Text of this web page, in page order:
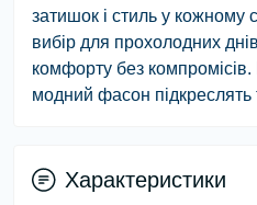
затишок і стиль у кожному
вибір для прохолодних
комфорту без компромісів.
модний фасон підкреслять
Характеристики